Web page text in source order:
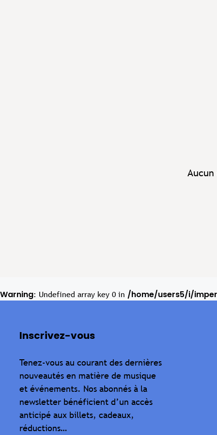
Warning: Undefined array key 0 in /home/users5/i/
Inscrivez-vous
Tenez-vous au courant des dernières
nouveautés en matière de musique
et événements. Nos abonnés à la
newsletter bénéficient d’un accès
anticipé aux billets, cadeaux,
réductions…